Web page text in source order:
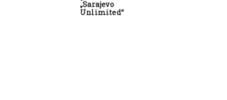
„Sarajevo
Unlimited“